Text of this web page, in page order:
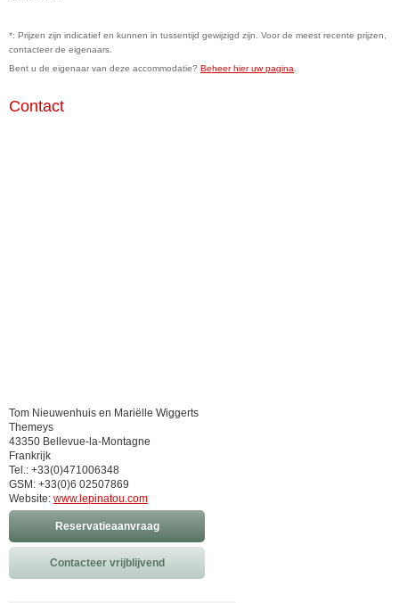
*: Prijzen zijn indicatief en kunnen in tussentijd gewijzigd zijn. Voor de meest recente prijzen,
contacteer de eigenaars.
Bent u de eigenaar van deze accommodatie? Beheer hier uw pagina
Contact
Tom Nieuwenhuis en Mariëlle Wiggerts
Themeys
43350 Bellevue-la-Montagne
Frankrijk
Tel.: +33(0)471006348
GSM: +33(0)6 02507869
Website: www.lepinatou.com
Reservatieaanvraag
Contacteer vrijblijvend